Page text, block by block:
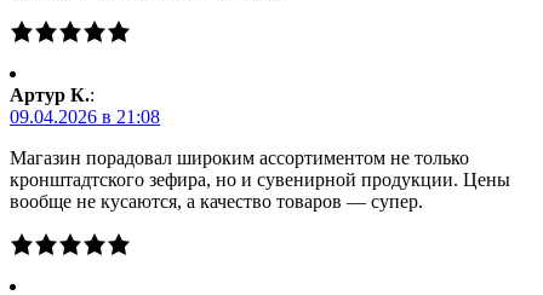
Артур К.:
09.04.2026 в 21:08
Магазин порадовал широким ассортиментом не только
кронштадтского зефира, но и сувенирной продукции. Цены
вообще не кусаются, а качество товаров — супер.